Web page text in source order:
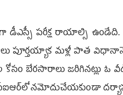
డీఎస్సీ పరీక్ష రాయాల్సి
మళ్లీ పాత విధానాన్నే
కోసం బేరసారాలు జరిగినట్లు ఓ
నమోదుచేయకుండా